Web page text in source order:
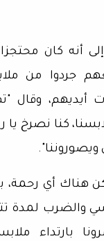
جردوا من
أيديهم، وقال
كنا نصرخ يا
هناك أي رحمة،
بارتداء